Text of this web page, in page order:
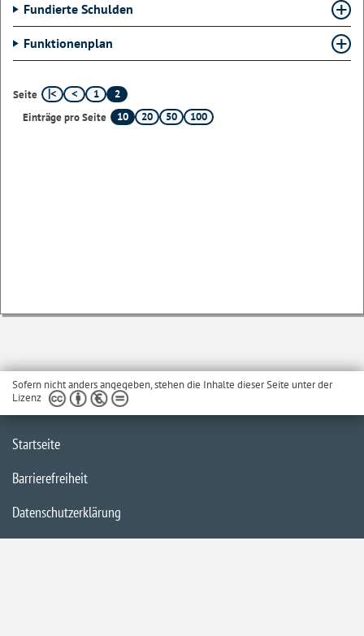
Fundierte Schulden
Funktionenplan
Seite 1
2
Einträge pro Seite
10 20 50 100
Sofern nicht anders angegeben, stehen die Inhalte dieser Seite unter der
Lizenz
Startseite
Barrierefreiheit
Datenschutzerklärung